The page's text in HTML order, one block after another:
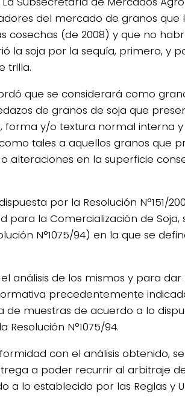
del mercado de granos que
cosechas (de 2008) y que no
la soja por la sequía, primero, y
trilla.
que se considerará como
de granos de soja que
forma y/o textura normal interna
tales a aquellos granos que
alteraciones en la superficie
por la Resolución N°151/
para la Comercialización de Soja,
N°1075/94) en la que se
análisis de los mismos y para
precedentemente
de muestras de acuerdo a lo
Resolución N°1075/94.
con el análisis obtenido,
a poder recurrir al arbitraje
a lo establecido por las Reglas y